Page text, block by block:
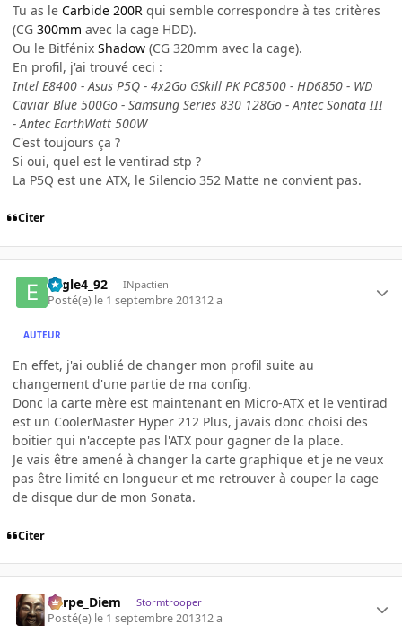
Tu as le Carbide 200R qui semble correspondre à tes critères
(CG 300mm avec la cage HDD).
Ou le Bitfénix Shadow (CG 320mm avec la cage).
En profil, j'ai trouvé ceci :
Intel E8400 - Asus P5Q - 4x2Go GSkill PK PC8500 - HD6850 - WD
Caviar Blue 500Go - Samsung Series 830 128Go - Antec Sonata III
- Antec EarthWatt 500W
C'est toujours ça ?
Si oui, quel est le ventirad stp ?
La P5Q est une ATX, le Silencio 352 Matte ne convient pas.
Citer
Eagle4_92 INpactien
Posté(e) le 1 septembre 201312 a
AUTEUR
En effet, j'ai oublié de changer mon profil suite au
changement d'une partie de ma config.
Donc la carte mère est maintenant en Micro-ATX et le ventirad
est un CoolerMaster Hyper 212 Plus, j'avais donc choisi des
boitier qui n'accepte pas l'ATX pour gagner de la place.
Je vais être amené à changer la carte graphique et je ne veux
pas être limité en longueur et me retrouver à couper la cage
de disque dur de mon Sonata.
Citer
Carpe_Diem Stormtrooper
Posté(e) le 1 septembre 201312 a